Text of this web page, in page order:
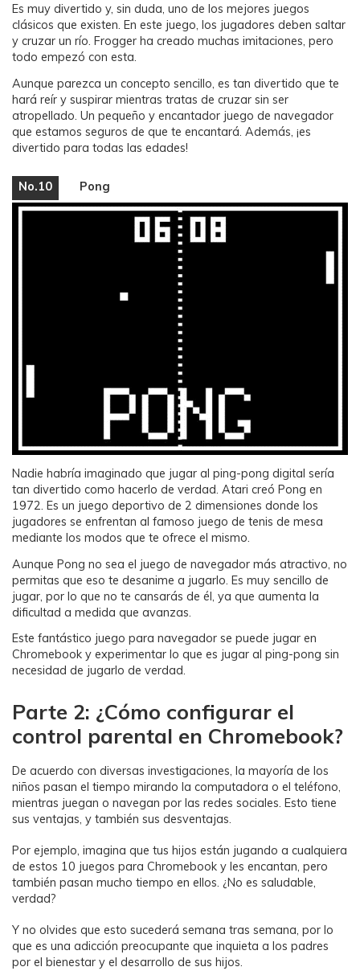
Es muy divertido y, sin duda, uno de los mejores juegos
clásicos que existen. En este juego, los jugadores deben saltar
y cruzar un río. Frogger ha creado muchas imitaciones, pero
todo empezó con esta.
Aunque parezca un concepto sencillo, es tan divertido que te
hará reír y suspirar mientras tratas de cruzar sin ser
atropellado. Un pequeño y encantador juego de navegador
que estamos seguros de que te encantará. Además, ¡es
divertido para todas las edades!
No.10 Pong
Nadie habría imaginado que jugar al ping-pong digital sería
tan divertido como hacerlo de verdad. Atari creó Pong en
1972. Es un juego deportivo de 2 dimensiones donde los
jugadores se enfrentan al famoso juego de tenis de mesa
mediante los modos que te ofrece el mismo.
Aunque Pong no sea el juego de navegador más atractivo, no
permitas que eso te desanime a jugarlo. Es muy sencillo de
jugar, por lo que no te cansarás de él, ya que aumenta la
dificultad a medida que avanzas.
Este fantástico juego para navegador se puede jugar en
Chromebook y experimentar lo que es jugar al ping-pong sin
necesidad de jugarlo de verdad.
Parte 2: ¿Cómo configurar el
control parental en Chromebook?
De acuerdo con diversas investigaciones, la mayoría de los
niños pasan el tiempo mirando la computadora o el teléfono,
mientras juegan o navegan por las redes sociales. Esto tiene
sus ventajas, y también sus desventajas.
Por ejemplo, imagina que tus hijos están jugando a cualquiera
de estos 10 juegos para Chromebook y les encantan, pero
también pasan mucho tiempo en ellos. ¿No es saludable,
verdad?
Y no olvides que esto sucederá semana tras semana, por lo
que es una adicción preocupante que inquieta a los padres
por el bienestar y el desarrollo de sus hijos.